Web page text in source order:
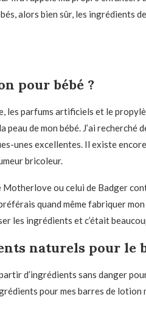
alors bien sûr, les ingrédients
pour bébé ?
les parfums artificiels et le
peau de mon bébé. J’ai recherché
unes excellentes. Il existe
bricoleur.
Motherlove ou celui de Badger
quand même fabriquer
les ingrédients et c’était
naturels pour le
d’ingrédients sans danger
pour mes barres de